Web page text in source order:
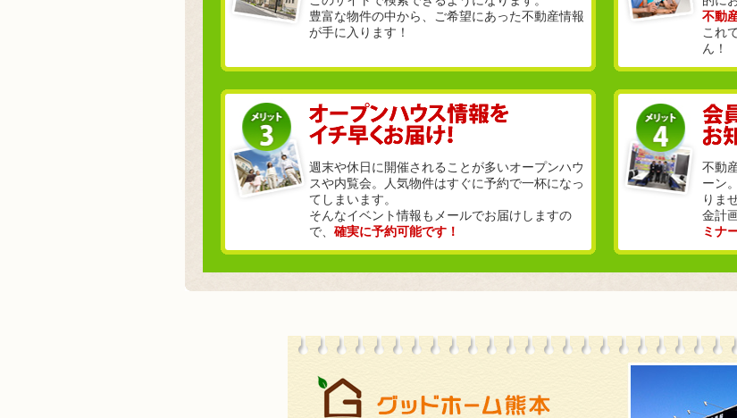
豊富な物件の中から、ご希望にあった不動産情報
が手に入ります！
不動
これ
ん！
週末や休日に開催されることが多いオープンハウ
スや内覧会。人気物件はすぐに予約で一杯になっ
てしまいます。
そんなイベント情報もメールでお届けしますの
で、 確実に予約可能です！
不動
ーン
りま
金計
ミナ